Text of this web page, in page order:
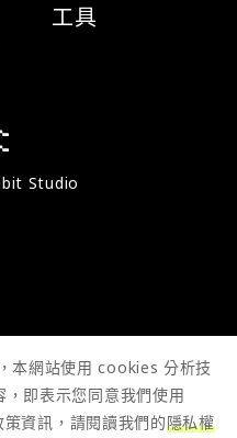
工具
Studio
本網站使用 cookies 分析技
即表示您同意我們使用
資訊，請閱讀我們的隱私權